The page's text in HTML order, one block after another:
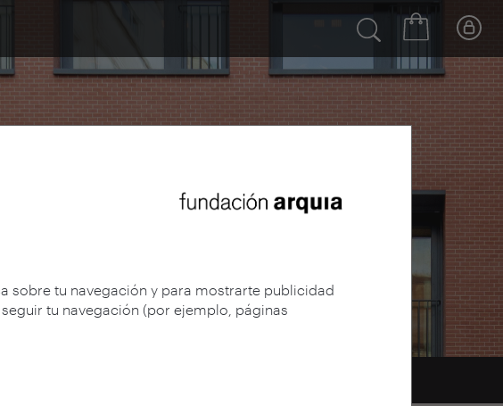
sobre tu navegación y para mostrarte publicidad
tu navegación (por ejemplo, páginas